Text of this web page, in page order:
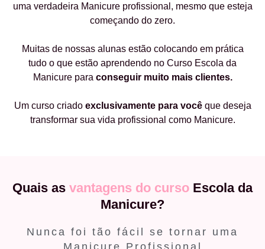
uma verdadeira Manicure profissional, mesmo que esteja
começando do zero.
Muitas de nossas alunas estão colocando em prática
tudo o que estão aprendendo no Curso Escola da
Manicure para conseguir muito mais clientes.
Um curso criado exclusivamente para vocêque deseja
transformar sua vida profissional como Manicure.
Quais as vantagens do curso Escola da
Manicure?
Nunca foi tão fácil se tornar uma
Manicure Profissional